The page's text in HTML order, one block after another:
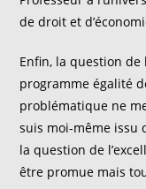
de droit et
Enfin, la question
programme égalité
problématique ne
suis moi-même issu
la question de
être promue mais